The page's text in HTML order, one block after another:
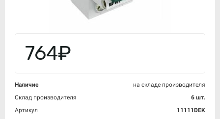
764₽
Наличие
на складе производителя
Склад производителя
6 шт.
Артикул
11111DEK